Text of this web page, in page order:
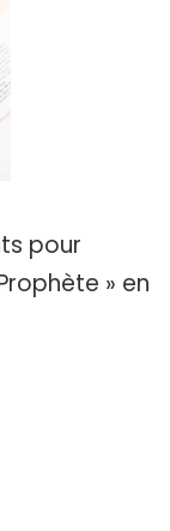
pour
» en